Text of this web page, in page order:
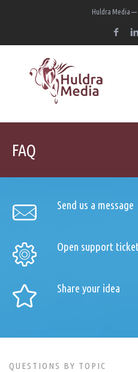
Huldra Media —
FAQ
Send us a message
Open support
Share your idea
QUESTIONS BY TOPIC